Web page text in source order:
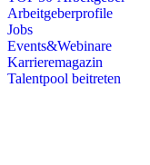
Arbeitgeberprofile
Jobs
Events&Webinare
Karrieremagazin
Talentpool beitreten